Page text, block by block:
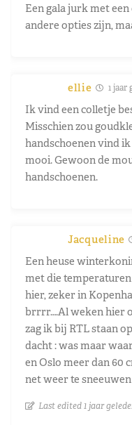
Een gala jurk met
andere opties zijn,
ellie 1 jaar
Ik vind een colletje
Misschien zou
handschoenen vind
mooi. Gewoon de
handschoenen.
Jacqueline
Een heuse
met die
hier, zeker in
brrrr….Al weken hier
zag ik bij RTL staan
dacht : was maar
en Oslo meer dan 60
net weer te
Last edited 1 jaar